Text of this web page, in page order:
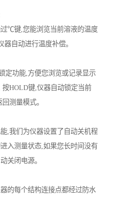
℃键,您能浏览当前溶液的温度
自动进行温度补偿。
定功能,方便您浏览或记录显示
HOLD键,仪器自动锁定当前
测量模式。
,我们为仪器设置了自动关机程
入测量状态,如果您长时间没有
关闭电源。
的每个结构连接点都经过防水